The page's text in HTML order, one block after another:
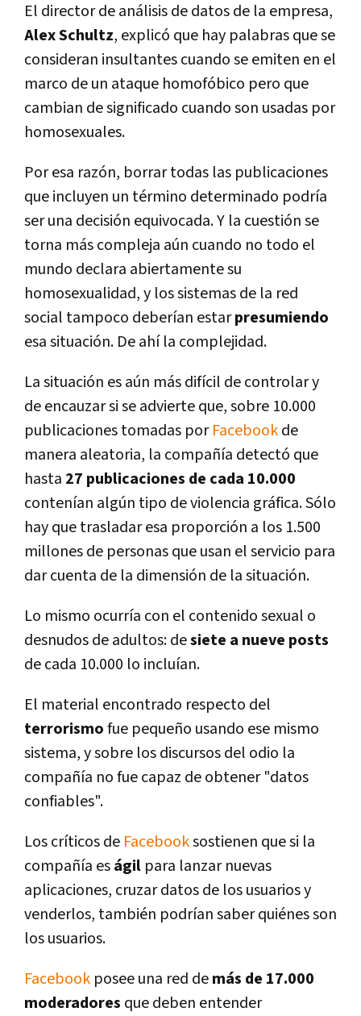
El director de análisis de datos de la empresa,
Alex Schultz, explicó que hay palabras que se
consideran insultantes cuando se emiten en el
marco de un ataque homofóbico pero que
cambian de significado cuando son usadas por
homosexuales.
Por esa razón, borrar todas las publicaciones
que incluyen un término determinado podrí­a
ser una decisión equivocada. Y la cuestión se
torna más compleja aún cuando no todo el
mundo declara abiertamente su
homosexualidad, y los sistemas de la red
social tampoco deberí­an estarpresumiendo
esa situación. De ahí­ la complejidad.
La situación es aún más difí­cil de controlar y
de encauzar si se advierte que, sobre 10.000
publicaciones tomadas porFacebookde
manera aleatoria, la compañí­a detectó que
hasta 27 publicaciones de cada 10.000
contení­an algún tipo de violencia gráfica. Sólo
hay que trasladar esa proporción a los 1.500
millones de personas que usan el servicio para
dar cuenta de la dimensión de la situación.
Lo mismo ocurrí­a con el contenido sexual o
desnudos de adultos: desiete a nueve posts
de cada 10.000 lo incluí­an.
El material encontrado respecto del
terrorismofue pequeño usando ese mismo
sistema, y sobre los discursos del odio la
compañí­a no fue capaz de obtener "datos
confiables".
Los crí­ticos de Facebooksostienen que si la
compañí­a eságil para lanzar nuevas
aplicaciones, cruzar datos de los usuarios y
venderlos, también podrí­an saber quiénes son
los usuarios.
Facebook posee una red demás de 17.000
moderadores que deben entender